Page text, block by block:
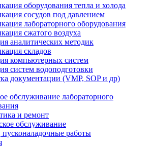
оборудования тепла и холода
сосудов под давлением
лабораторного оборудования
сжатого воздуха
аналитических методик
складов
компьютерных систем
систем водоподготовки
документации (VMP, SOP и др)
обслуживание лабораторного
и ремонт
обслуживание
работы